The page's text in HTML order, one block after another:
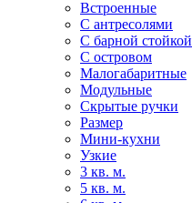
Встроенные
С антресолями
С барной стойкой
С островом
Малогабаритные
Модульные
Скрытые ручки
Размер
Мини-кухни
Узкие
3 кв. м.
5 кв. м.